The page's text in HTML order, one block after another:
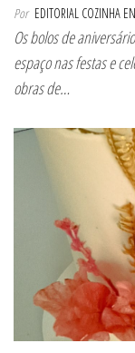
Por EDITORIAL COZINHA
Os bolos de
espaço nas festas e
obras de…